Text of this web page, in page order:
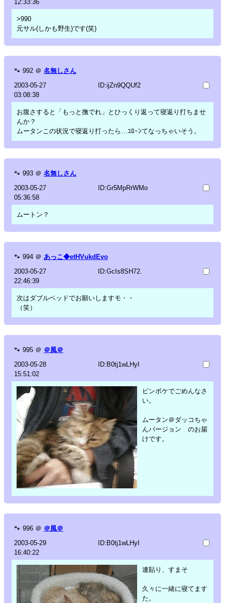
12:33:36
>990
元サル(しかも野生)です(笑)
🐾 992 ＠ 名無しさん
2003-05-27
03:08:38
ID:ijZn9QQUf2
お腹さすると「もっと撫でれ」とひっくり返って寝返り打ちませ
んか？
ムータンこの状況で寝返り打ったら…ｺﾛｰﾝてなっちゃいそう。
🐾 993 ＠ 名無しさん
2003-05-27
05:36:58
ID:Gr5MpRrWMo
ムートン？
🐾 994 ＠ あっこ◆etHVukdEvo
2003-05-27
22:46:39
ID:GcIs8SH72.
次はダブルベッドでお願いしますモ・・
（笑）
🐾 995 ＠ ＠風＠
2003-05-28
15:51:02
ID:B0tj1wLHyI
ピンボケでごめんなさ
い。
ムータン＠ダッコちゃ
んバージョン のお届
けです。
🐾 996 ＠ ＠風＠
2003-05-29
16:40:22
ID:B0tj1wLHyI
連貼り、すまそ
久々に一緒に寝てます
た。